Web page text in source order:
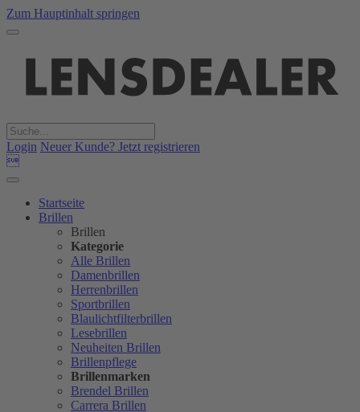
Zum Hauptinhalt springen
Login Neuer Kunde? Jetzt registrieren

Startseite
Brillen
Brillen
Kategorie
Alle Brillen
Damenbrillen
Herrenbrillen
Sportbrillen
Blaulichtfilterbrillen
Lesebrillen
Neuheiten Brillen
Brillenpflege
Brillenmarken
Brendel Brillen
Carrera Brillen